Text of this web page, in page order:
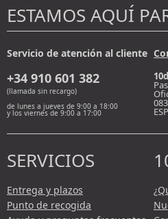
ESTAMOS AQUÍ
Servicio de atención al cliente
+34 910 601 382
(llamada sin recargo)
de lunes a jueves de 9:00 a 18:00
y los viernes de 9:00 a 17:00
SERVICIOS
Entrega y plazos
Punto de recogida